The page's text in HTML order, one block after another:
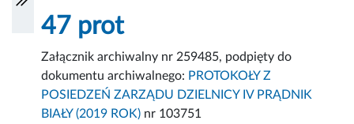
47 prot
Załącznik archiwalny nr 259485, podpięty do
dokumentu archiwalnego: PROTOKOŁY Z
POSIEDZEŃ ZARZĄDU DZIELNICY IV PRĄDNIK
BIAŁY (2019 ROK) nr 103751